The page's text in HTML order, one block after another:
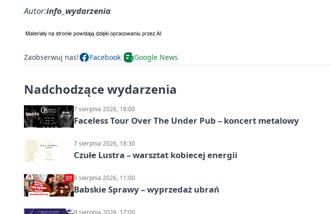
Autor:info_wydarzenia
Zaobserwuj nas! Facebook Google News
Nadchodzące wydarzenia
7 sierpnia 2026, 18:00
Faceless Tour Over The Under Pub – koncert metalowy
7 sierpnia 2026, 18:30
Czułe Lustra – warsztat kobiecej energii
8 sierpnia 2026, 11:00
Babskie Sprawy – wyprzedaż ubrań
9 sierpnia 2026, 17:00